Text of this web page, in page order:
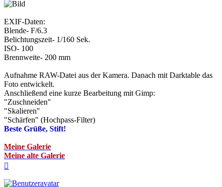
EXIF-Daten:
Blende- F/6.3
Belichtungszeit- 1/160 Sek.
ISO- 100
Brennweite- 200 mm
Aufnahme RAW-Datei aus der Kamera. Danach mit Darktable das
Foto entwickelt.
Anschließend eine kurze Bearbeitung mit Gimp:
"Zuschneiden"
"Skalieren"
"Schärfen" (Hochpass-Filter)
Beste Grüße, Stift!
Meine Galerie
Meine alte Galerie